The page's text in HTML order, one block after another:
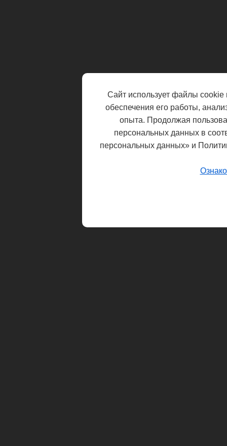
Сайт использует файлы cookie
обеспечения его работы,
опыта. Продолжая
персональных данных в
персональных данных» и